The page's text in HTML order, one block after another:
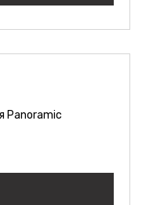
Panoramic